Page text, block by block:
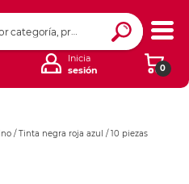
0
Inicia
sesión
/ Tinta negra roja azul / 10 piezas
Ingresar Codigo